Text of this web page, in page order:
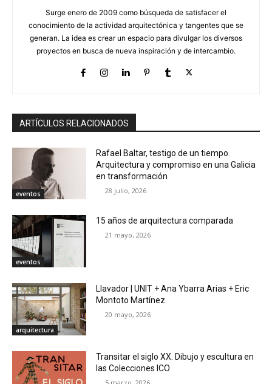
Surge enero de 2009 como búsqueda de satisfacer el
conocimiento de la actividad arquitectónica y tangentes que se
generan. La idea es crear un espacio para divulgar los diversos
proyectos en busca de nueva inspiración y de intercambio.
ARTÍCULOS RELACIONADOS
eventos
Rafael Baltar, testigo de un tiempo.
Arquitectura y compromiso en una Galicia
en transformación
28 julio, 2026
eventos
15 años de arquitectura comparada
21 mayo, 2026
arquitectura
Llavador | UNIT + Ana Ybarra Arias + Eric
Montoto Martínez
20 mayo, 2026
Transitar el siglo XX. Dibujo y escultura en
las Colecciones ICO